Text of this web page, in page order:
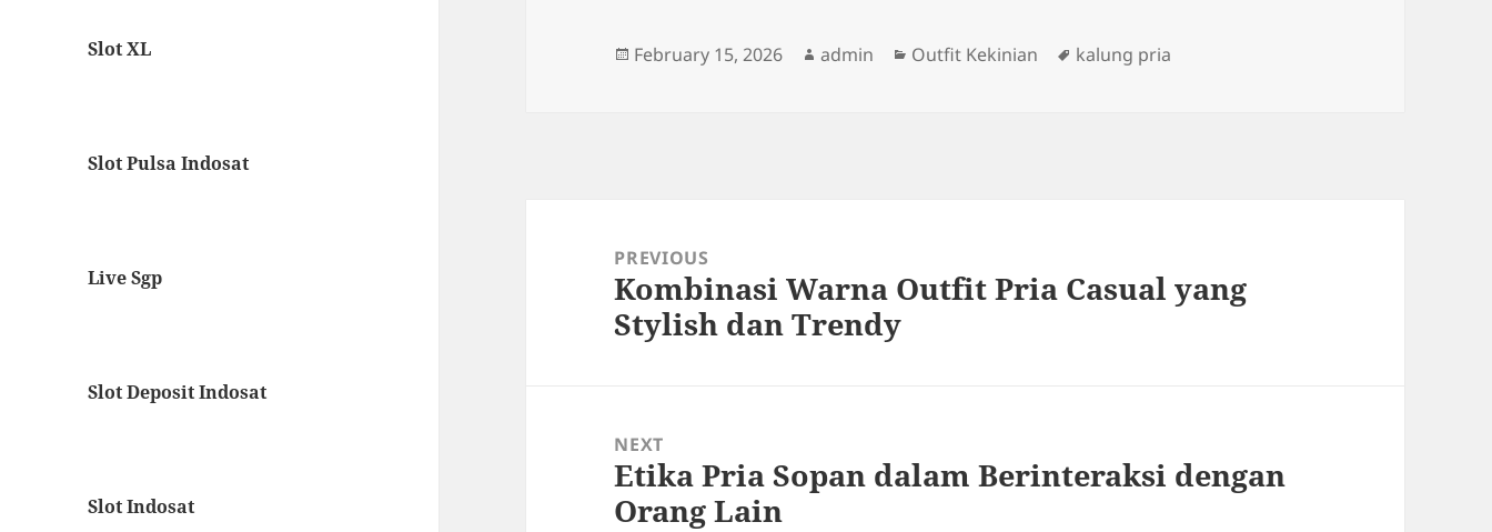
Slot XL
Slot Pulsa Indosat
Live Sgp
Slot Deposit Indosat
Slot Indosat
Posted
February 15, 2026 Author
admin Categories
Outfit Kekinian Tags
kalung pria
navigationPREVIOUS
Previous
post:
Kombinasi Warna Outfit Pria Casual yang
Stylish dan Trendy
NEXT
Next
post:
Etika Pria Sopan dalam Berinteraksi dengan
Orang Lain